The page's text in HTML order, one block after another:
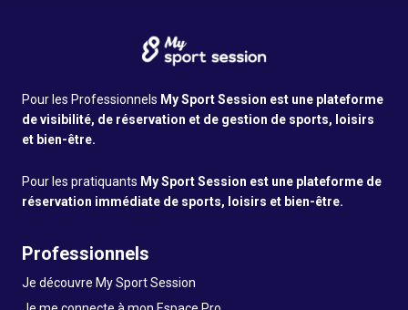
Pour les Professionnels My Sport Session est une plateforme
de visibilité, de réservation et de gestion de sports, loisirs
et bien-être.
Pour les pratiquants My Sport Session est une plateforme de
réservation immédiate de sports, loisirs et bien-être.
Professionnels
Je découvre My Sport Session